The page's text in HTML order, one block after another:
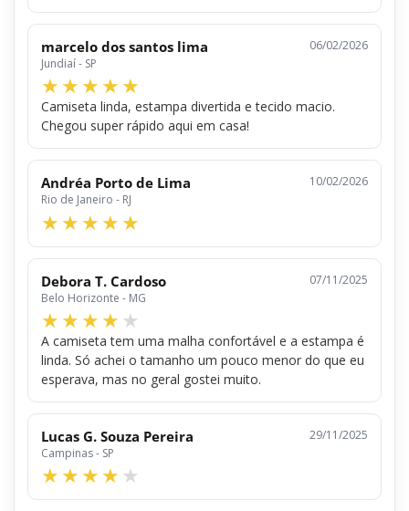
marcelo dos santos lima
Jundiaí - SP
06/02/2026
Camiseta linda, estampa divertida e tecido macio.
Chegou super rápido aqui em casa!
Andréa Porto de Lima
Rio de Janeiro - RJ
10/02/2026
Debora T. Cardoso
Belo Horizonte - MG
07/11/2025
A camiseta tem uma malha confortável e a estampa é
linda. Só achei o tamanho um pouco menor do que eu
esperava, mas no geral gostei muito.
Lucas G. Souza Pereira
Campinas - SP
29/11/2025